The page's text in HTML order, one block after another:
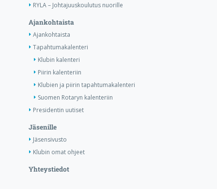
RYLA – Johtajuuskoulutus nuorille
Ajankohtaista
Ajankohtaista
Tapahtumakalenteri
Klubin kalenteri
Piirin kalenteriin
Klubien ja piirin tapahtumakalenteri
Suomen Rotaryn kalenteriin
Presidentin uutiset
Jäsenille
Jäsensivusto
Klubin omat ohjeet
Yhteystiedot